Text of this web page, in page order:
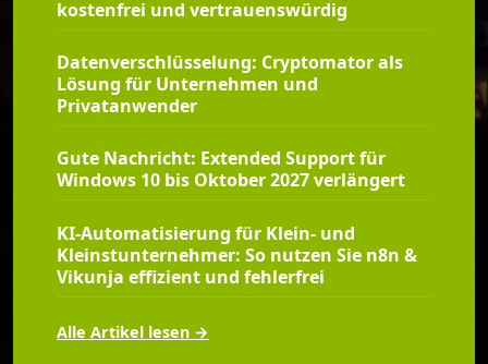
kostenfrei und vertrauenswürdig
Datenverschlüsselung: Cryptomator als
Lösung für Unternehmen und
Privatanwender
Gute Nachricht: Extended Support für
Windows 10 bis Oktober 2027 verlängert
KI-Automatisierung für Klein- und
Kleinstunternehmer: So nutzen Sie n8n &
Vikunja effizient und fehlerfrei
Alle Artikel lesen →